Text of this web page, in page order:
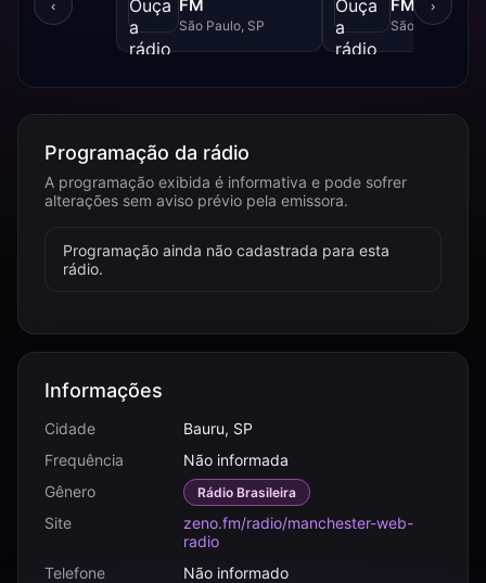
‹
FM
São Paulo, SP
FM
São Paulo, SP
›
Programação da rádio
A programação exibida é informativa e pode sofrer
alterações sem aviso prévio pela emissora.
Programação ainda não cadastrada para esta
rádio.
Informações
Cidade
Bauru, SP
Frequência
Não informada
Gênero
Rádio Brasileira
Site
zeno.fm/radio/manchester-web-
radio
Telefone
Não informado